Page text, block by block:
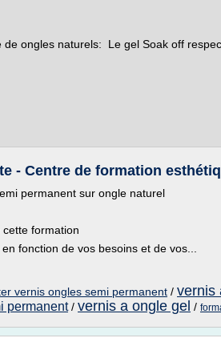
de ongles naturels: Le gel Soak off
- Centre de formation
permanent sur ongle naturel
formation
fonction de vos besoins et de vos...
vernis ongles semi permanent / vernis
permanent/ vernis a ongle gel /